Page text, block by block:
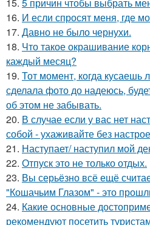
16. И если спросят меня, где
17. Давно не было чернухи.
18. Что такое окрашивание
каждый месяц?
19. Тот момент, когда кусаешь
сделала фото до надеюсь,
об этом не забывать.
20. В случае если у вас нет
собой - ухаживайте без
21. Наступает/ наступил мой
22. Отпуск это не только отдых.
23. Вы серьёзно всё ещё
"Кошачьим Глазом" - это
24. Какие основные
рекомендуют посетить